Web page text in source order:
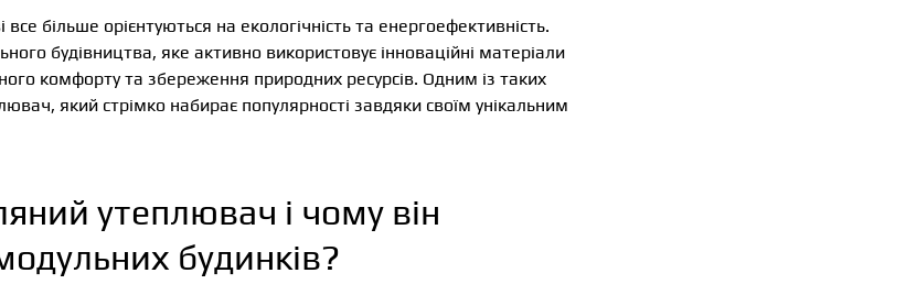
все більше орієнтуються на екологічність та енергоефективність.
будівництва, яке активно використовує інноваційні матеріали
комфорту та збереження природних ресурсів. Одним із таких
який стрімко набирає популярності завдяки своїм унікальним
утеплювач і чому він
будинків?